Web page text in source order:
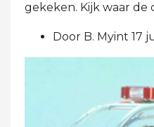
gekeken. Kijk waar de
Door B. Myint 17